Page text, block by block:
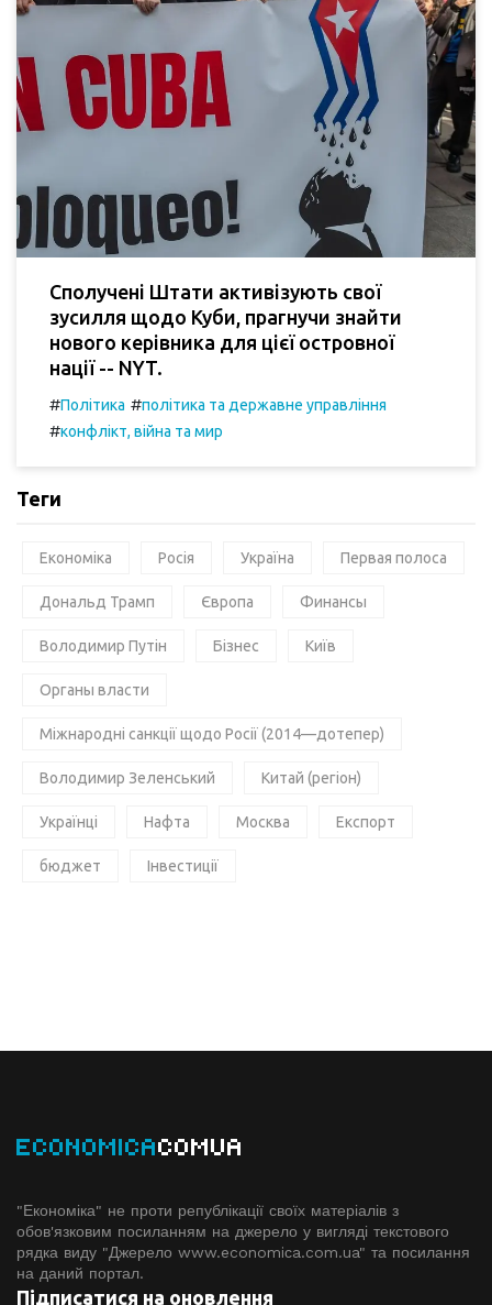
Сполучені Штати активізують свої
зусилля щодо Куби, прагнучи знайти
нового керівника для цієї островної
нації -- NYT.
#Політика #політика та державне управління
#конфлікт, війна та мир
Теги
Економіка Росія Україна Первая полоса
Дональд Трамп Європа Финансы
Володимир Путін Бізнес Київ
Органы власти
Міжнародні санкції щодо Росії (2014—дотепер)
Володимир Зеленський Китай (регіон)
Українці Нафта Москва Експорт
бюджет Інвестиції
ECONOMICACOMUA
"Економіка" не проти републікації своїх матеріалів з
обов'язковим посиланням на джерело у вигляді текстового
рядка виду "Джерело www.economiсa.com.ua" та посилання
на даний портал.
Підписатися на оновлення